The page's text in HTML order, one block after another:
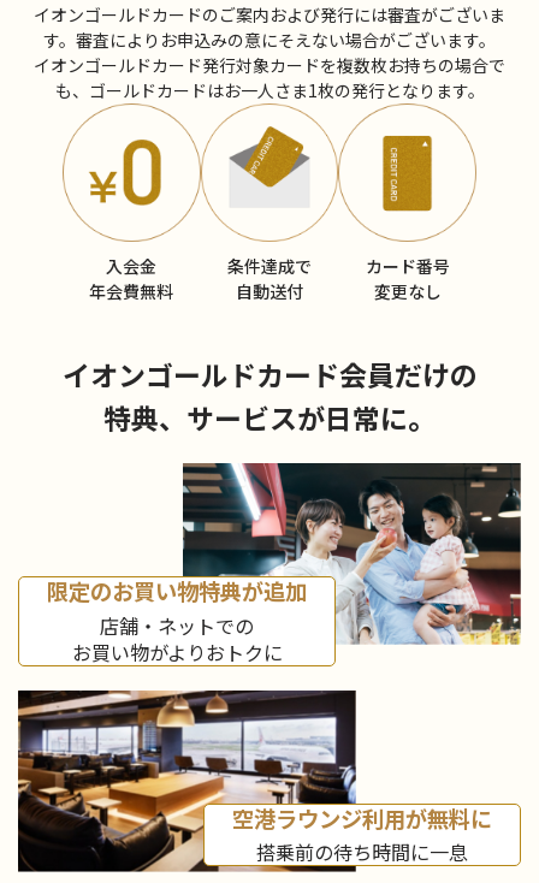
イオンゴールドカードのご案内および発行には審査がございま
す。審査によりお申込みの意にそえない場合がございます。
イオンゴールドカード発行対象カードを複数枚お持ちの場合で
も、ゴールドカードはお一人さま1枚の発行となります。
入会金
年会費無料
条件達成で
自動送付
カード番号
変更なし
イオンゴールドカード会員だけの
特典、サービスが日常に。
限定のお買い物特典が追加
店舗・ネットでの
お買い物がよりおトクに
空港ラウンジ利用が無料に
搭乗前の待ち時間に一息